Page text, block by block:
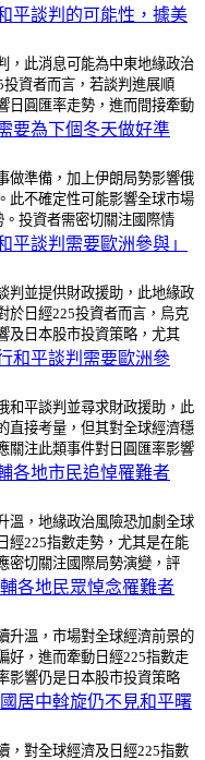
平談判的可能性，據美
，此消息可能為中東地緣政治
資者而言，若談判進展順
日圓匯率走勢，進而間接牽動
要為下個冬天做好準
做準備，加上伊朗局勢影響俄
此不確定性可能影響全球市場
投資者需密切關注國際情
平談判需要歐洲參與」
判並提供財政援助，此地緣政
於日經225投資者而言，烏克
及日本股市投資策略，尤其
和平談判需要歐洲參
和平談判並尋求財政援助，此
直接考量，但其對全球經濟穩
關注此類事件對日圓匯率影響
各地市民追悼罹難者
溫，地緣政治風險恐加劇全球
經225指數走勢，尤其是在能
密切關注國際局勢演變，評
各地民眾悼念罹難者
升溫，市場對全球經濟前景的
好，進而牽動日經225指數走
影響仍是日本股市投資策略
居中斡旋仍不見和平曙
，對全球經濟及日經225指數